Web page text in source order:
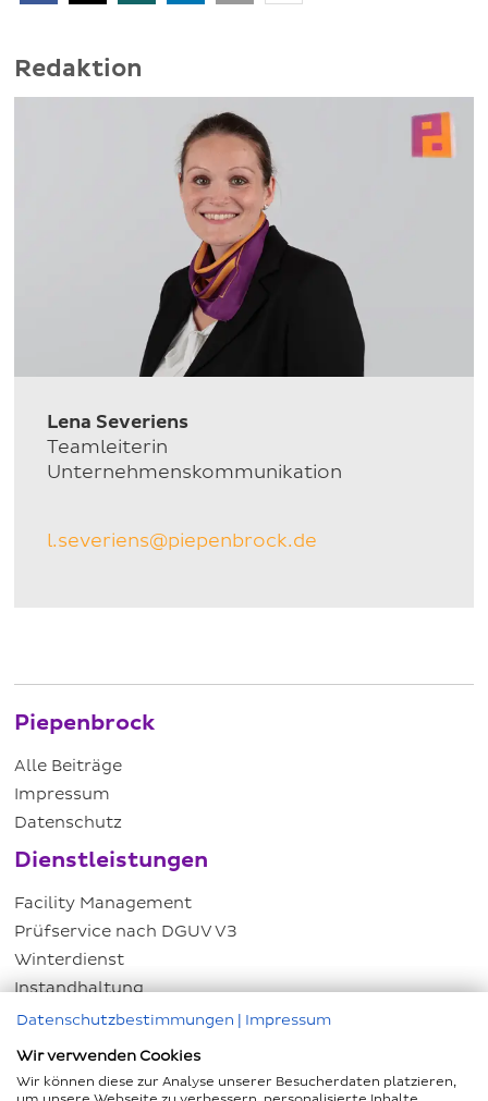
Redaktion
Lena Severiens
Teamleiterin
Unternehmenskommunikation
l.severiens@piepenbrock.de
Piepenbrock
Alle Beiträge
Impressum
Datenschutz
Dienstleistungen
Facility Management
Prüfservice nach DGUV V3
Winterdienst
Instandhaltung
Energiemanagement
Hausmeisterservice
Kundenservice
Datenschutzbestimmungen | Impressum
Wir verwenden Cookies
Wir können diese zur Analyse unserer Besucherdaten platzieren,